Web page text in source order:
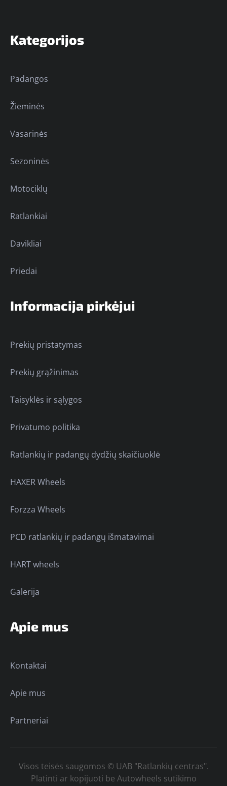
Kategorijos
Padangos
Žieminės
Vasarinės
Sezoninės
Motociklų
Ratlankiai
Davikliai
Priedai
Informacija pirkėjui
Prekių pristatymas
Prekių grąžinimas
Taisyklės ir sąlygos
Privatumo politika
Ratlankių ir padangų dydžių skaičiuoklė
HAXER Wheels
Forzza Wheels
PCD ratlankių ir padangų išmatavimai
HART wheels
Galerija
Apie mus
Kontaktai
Apie mus
Partneriai
Visos teisės saugomos © UAB "Ratlankių centras".
Platinti ar kopijuoti be Autowheels sutikimo